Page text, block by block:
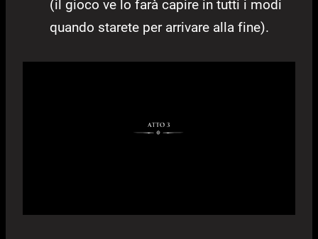
(il gioco ve lo farà capire in tutti i modi
quando starete per arrivare alla fine).